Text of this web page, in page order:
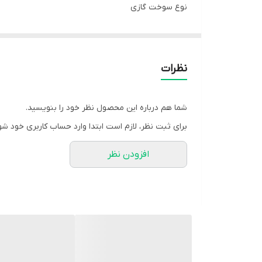
نوع سوخت گازی
ارسال به سراسر کشور با پست پیشتاز و تیپاکس
نظرات
شما هم درباره این محصول نظر خود را بنویسید.
برای ثبت نظر، لازم است ابتدا وارد حساب کاربری خود
افزودن نظر